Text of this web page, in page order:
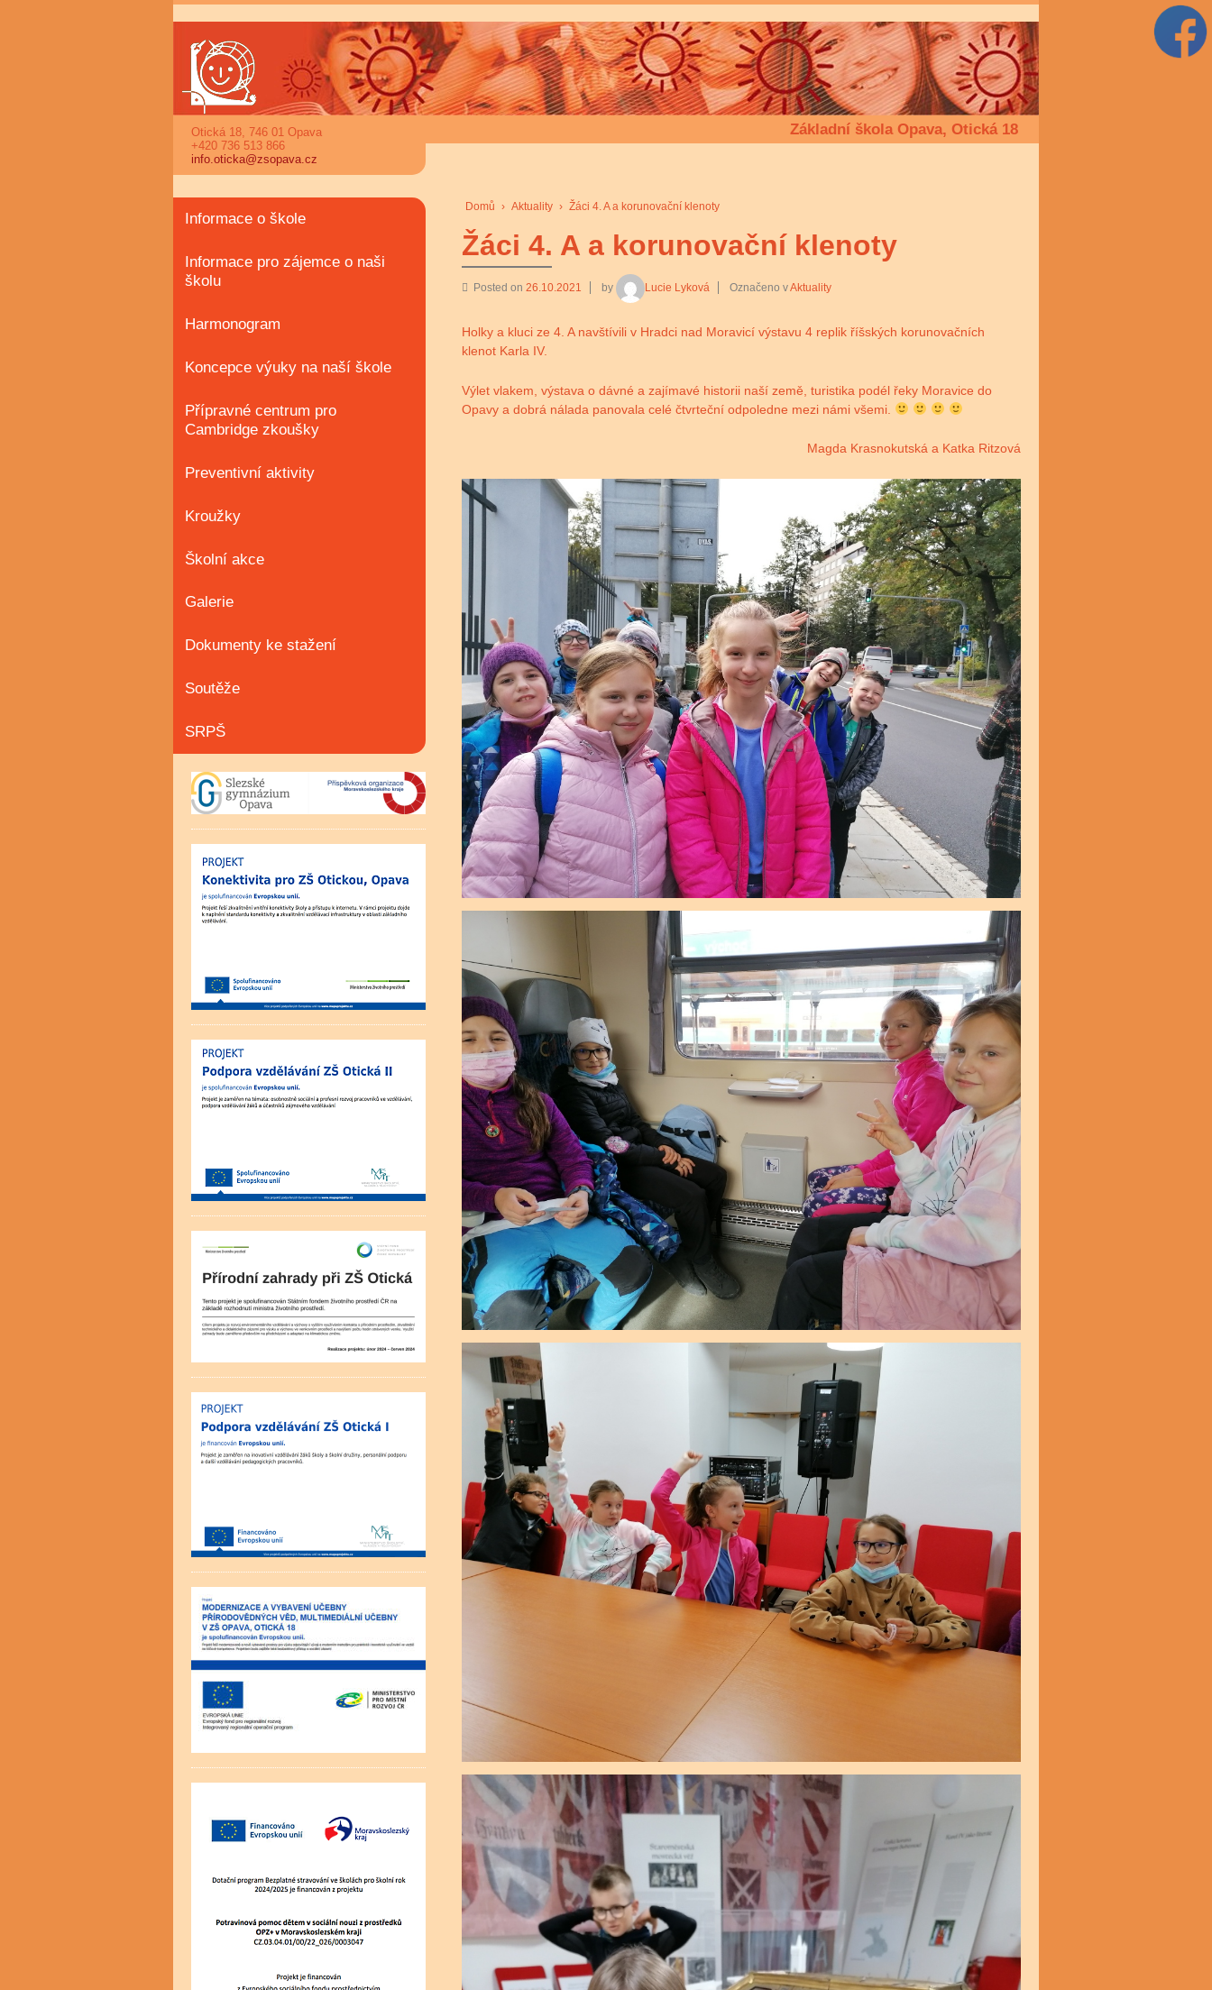
Základní škola Opava, Otická 18
Domů › Aktuality › Žáci 4. A a korunovační klenoty
Žáci 4. A a korunovační klenoty
Posted on26.10.2021 by Lucie Lyková Označeno vAktuality
Holky a kluci ze 4. A navštívili v Hradci nad Moravicí výstavu 4 replik říšských korunovačních
klenot Karla IV.
Výlet vlakem, výstava o dávné a zajímavé historii naší země, turistika podél řeky Moravice do
Opavy a dobrá nálada panovala celé čtvrteční odpoledne mezi námi všemi.
Magda Krasnokutská a Katka Ritzová
Otická 18, 746 01 Opava
+420 736 513 866
info.oticka@zsopava.cz
Informace o škole
Informace pro zájemce o naši
školu
Harmonogram
Koncepce výuky na naší škole
Přípravné centrum pro
Cambridge zkoušky
Preventivní aktivity
Kroužky
Školní akce
Galerie
Dokumenty ke stažení
Soutěže
SRPŠ